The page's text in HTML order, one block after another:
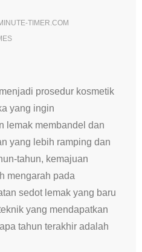
TIMER.COM
prosedur kosmetik
yang ingin
lemak membandel dan
yang lebih ramping dan
tahun, kemajuan
mengarah pada
sedot lemak yang baru
yang mendapatkan
tahun terakhir adalah